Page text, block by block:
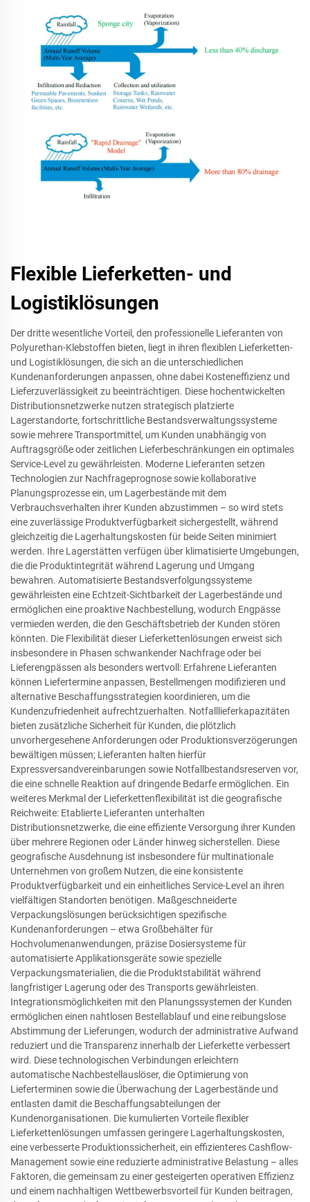
Flexible Lieferketten- und
Logistiklösungen
Der dritte wesentliche Vorteil, den professionelle Lieferanten von
Polyurethan-Klebstoffen bieten, liegt in ihren flexiblen Lieferketten-
und Logistiklösungen, die sich an die unterschiedlichen
Kundenanforderungen anpassen, ohne dabei Kosteneffizienz und
Lieferzuverlässigkeit zu beeinträchtigen. Diese hochentwickelten
Distributionsnetzwerke nutzen strategisch platzierte
Lagerstandorte, fortschrittliche Bestandsverwaltungssysteme
sowie mehrere Transportmittel, um Kunden unabhängig von
Auftragsgröße oder zeitlichen Lieferbeschränkungen ein optimales
Service-Level zu gewährleisten. Moderne Lieferanten setzen
Technologien zur Nachfrageprognose sowie kollaborative
Planungsprozesse ein, um Lagerbestände mit dem
Verbrauchsverhalten ihrer Kunden abzustimmen – so wird stets
eine zuverlässige Produktverfügbarkeit sichergestellt, während
gleichzeitig die Lagerhaltungskosten für beide Seiten minimiert
werden. Ihre Lagerstätten verfügen über klimatisierte Umgebungen,
die die Produktintegrität während Lagerung und Umgang
bewahren. Automatisierte Bestandsverfolgungssysteme
gewährleisten eine Echtzeit-Sichtbarkeit der Lagerbestände und
ermöglichen eine proaktive Nachbestellung, wodurch Engpässe
vermieden werden, die den Geschäftsbetrieb der Kunden stören
könnten. Die Flexibilität dieser Lieferkettenlösungen erweist sich
insbesondere in Phasen schwankender Nachfrage oder bei
Lieferengpässen als besonders wertvoll: Erfahrene Lieferanten
können Liefertermine anpassen, Bestellmengen modifizieren und
alternative Beschaffungsstrategien koordinieren, um die
Kundenzufriedenheit aufrechtzuerhalten. Notfalllieferkapazitäten
bieten zusätzliche Sicherheit für Kunden, die plötzlich
unvorhergesehene Anforderungen oder Produktionsverzögerungen
bewältigen müssen; Lieferanten halten hierfür
Expressversandvereinbarungen sowie Notfallbestandsreserven vor,
die eine schnelle Reaktion auf dringende Bedarfe ermöglichen. Ein
weiteres Merkmal der Lieferkettenflexibilität ist die geografische
Reichweite: Etablierte Lieferanten unterhalten
Distributionsnetzwerke, die eine effiziente Versorgung ihrer Kunden
über mehrere Regionen oder Länder hinweg sicherstellen. Diese
geografische Ausdehnung ist insbesondere für multinationale
Unternehmen von großem Nutzen, die eine konsistente
Produktverfügbarkeit und ein einheitliches Service-Level an ihren
vielfältigen Standorten benötigen. Maßgeschneiderte
Verpackungslösungen berücksichtigen spezifische
Kundenanforderungen – etwa Großbehälter für
Hochvolumenanwendungen, präzise Dosiersysteme für
automatisierte Applikationsgeräte sowie spezielle
Verpackungsmaterialien, die die Produktstabilität während
langfristiger Lagerung oder des Transports gewährleisten.
Integrationsmöglichkeiten mit den Planungssystemen der Kunden
ermöglichen einen nahtlosen Bestellablauf und eine reibungslose
Abstimmung der Lieferungen, wodurch der administrative Aufwand
reduziert und die Transparenz innerhalb der Lieferkette verbessert
wird. Diese technologischen Verbindungen erleichtern
automatische Nachbestellauslöser, die Optimierung von
Lieferterminen sowie die Überwachung der Lagerbestände und
entlasten damit die Beschaffungsabteilungen der
Kundenorganisationen. Die kumulierten Vorteile flexibler
Lieferkettenlösungen umfassen geringere Lagerhaltungskosten,
eine verbesserte Produktionssicherheit, ein effizienteres Cashflow-
Management sowie eine reduzierte administrative Belastung – alles
Faktoren, die gemeinsam zu einer gesteigerten operativen Effizienz
und einem nachhaltigen Wettbewerbsvorteil für Kunden beitragen,